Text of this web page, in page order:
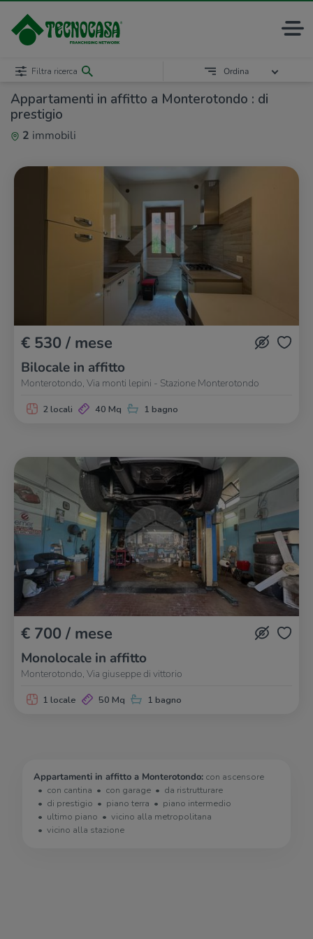
Appartamenti in affitto a Monterotondo : di
prestigio
2 immobili
Filtra ricerca Ordina
€ 530 / mese
Bilocale in affitto
Monterotondo, Via monti lepini - Stazione Monterotondo
2 locali 40 Mq 1 bagno
€ 700 / mese
Monolocale in affitto
Monterotondo, Via giuseppe di vittorio
1 locale 50 Mq 1 bagno
Appartamenti in affitto a Monterotondo: con ascensore
con cantina
con garage
da ristrutturare
di prestigio
piano terra
piano intermedio
ultimo piano
vicino alla metropolitana
vicino alla stazione